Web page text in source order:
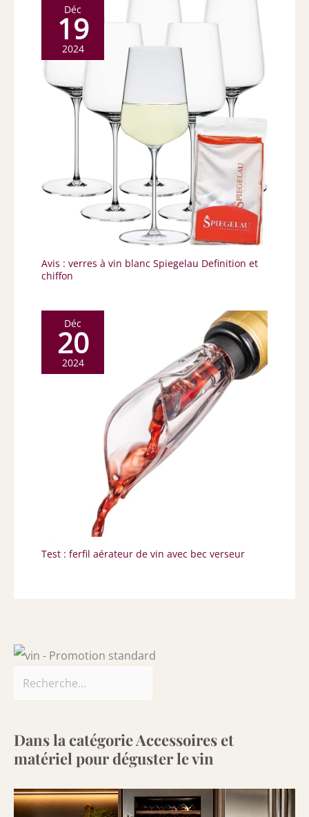
Déc
19
2024
Avis : verres à vin blanc Spiegelau Definition et
chiffon
Déc
20
2024
Test : ferfil aérateur de vin avec bec verseur
Dans la catégorie Accessoires et
matériel pour déguster le vin